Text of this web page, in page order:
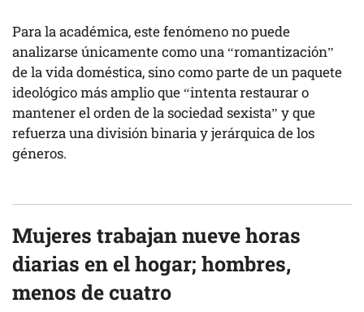
Para la académica, este fenómeno no puede
analizarse únicamente como una “romantización”
de la vida doméstica, sino como parte de un paquete
ideológico más amplio que “intenta restaurar o
mantener el orden de la sociedad sexista” y que
refuerza una división binaria y jerárquica de los
géneros.
Mujeres trabajan nueve horas
diarias en el hogar; hombres,
menos de cuatro